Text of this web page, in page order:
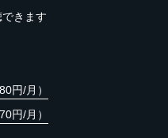
きます
円/月）
円/月）